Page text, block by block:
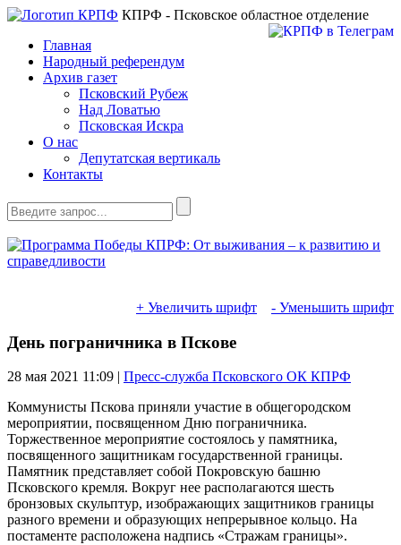
КПРФ - Псковское областное отделение
Главная
Народный референдум
Архив газет
Псковский Рубеж
Над Ловатью
Псковская Искра
О нас
Депутатская вертикаль
Контакты
+ Увеличить шрифт - Уменьшить шрифт
День пограничника в Пскове
28 мая 2021 11:09 | Пресс-служба Псковского ОК КПРФ
Коммунисты Пскова приняли участие в общегородском
мероприятии, посвященном Дню пограничника.
Торжественное мероприятие состоялось у памятника,
посвященного защитникам государственной границы.
Памятник представляет собой Покровскую башню
Псковского кремля. Вокруг нее располагаются шесть
бронзовых скульптур, изображающих защитников границы
разного времени и образующих непрерывное кольцо. На
постаменте расположена надпись «Стражам границы».